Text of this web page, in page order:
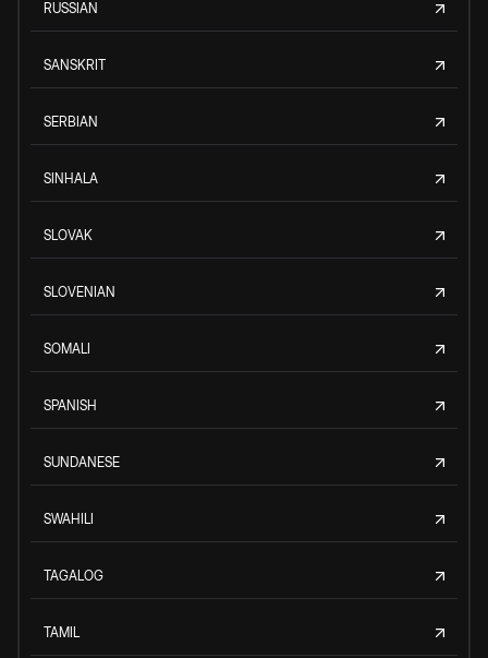
RUSSIAN
SANSKRIT
SERBIAN
SINHALA
SLOVAK
SLOVENIAN
SOMALI
SPANISH
SUNDANESE
SWAHILI
TAGALOG
TAMIL